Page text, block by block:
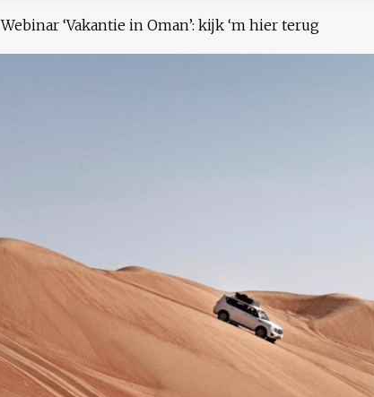
Webinar ‘Vakantie in Oman’: kijk ‘m hier terug